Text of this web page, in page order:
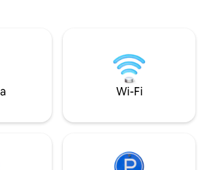
z
dostarczanego
sprzątania,
prywatnym basenie i
W cenie jest
samochodu z
(kat. C). * Nie
i nie jest
dostępności
Wi-Fi